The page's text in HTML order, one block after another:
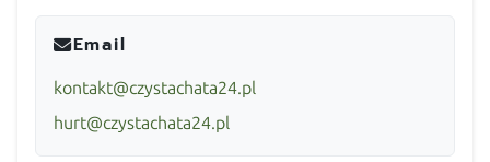
Email
kontakt@czystachata24.pl
hurt@czystachata24.pl